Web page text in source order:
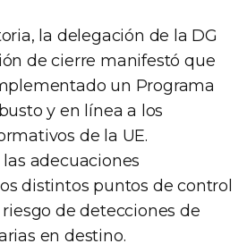
la delegación de la DG
de cierre manifestó que
un Programa
y en línea a los
de la UE.
adecuaciones
distintos puntos de control
de detecciones de
en destino.